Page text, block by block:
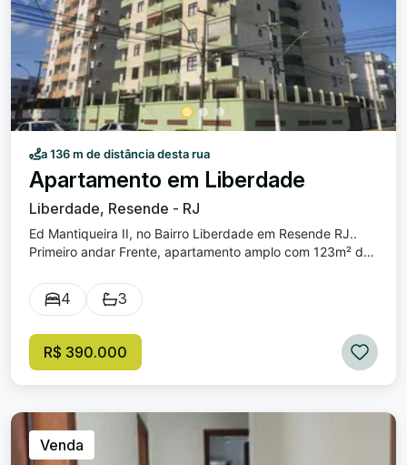
a 136 m de distância desta rua
Apartamento em Liberdade
Liberdade, Resende - RJ
Ed Mantiqueira II, no Bairro Liberdade em Resende RJ..
Primeiro andar Frente, apartamento amplo com 123m² de
Valor do condomínio R$ 680,00 já incluso o consumo de
água. Composto por sala ampla, três quartos ( sendo um
de serviço, dependencia de empregada e banheirinho.
Garagem coberta. Agende a sua Visita!
4 3
R$ 390.000
Venda